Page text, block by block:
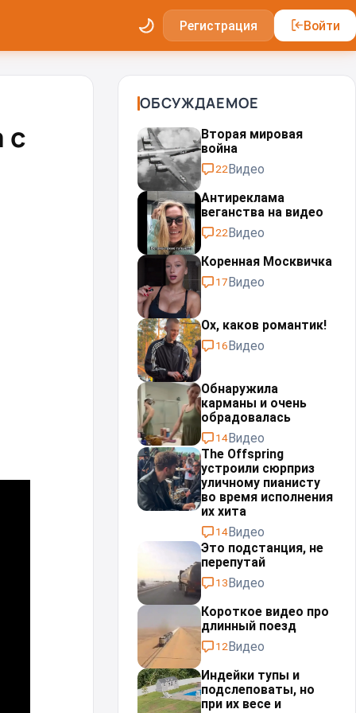
Регистрация Войти
с
ОБСУЖДАЕМОЕ
Вторая мировая
война
22Видео
Антиреклама
веганства на видео
22Видео
Коренная Москвичка
17Видео
Ох, каков романтик!
16Видео
Обнаружила
карманы и очень
обрадовалась
14Видео
The Offspring
устроили сюрприз
уличному пианисту
во время исполнения
их хита
14Видео
Это подстанция, не
перепутай⁠⁠
13Видео
Короткое видео про
длинный поезд
12Видео
Индейки тупы и
подслеповаты, но
при их весе и